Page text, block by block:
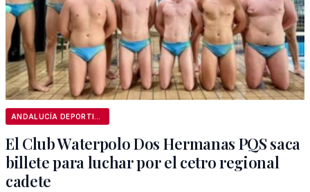
El Club Waterpolo Dos Hermanas PQS saca
billete para luchar por el cetro regional
cadete